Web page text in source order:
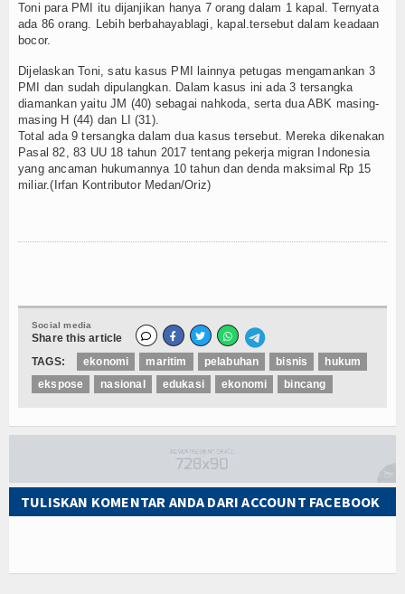
Toni para PMI itu dijanjikan hanya 7 orang dalam 1 kapal. Ternyata
ada 86 orang. Lebih berbahayablagi, kapal.tersebut dalam keadaan
bocor.
Dijelaskan Toni, satu kasus PMI lainnya petugas mengamankan 3
PMI dan sudah dipulangkan. Dalam kasus ini ada 3 tersangka
diamankan yaitu JM (40) sebagai nahkoda, serta dua ABK masing-
masing H (44) dan LI (31).
Total ada 9 tersangka dalam dua kasus tersebut. Mereka dikenakan
Pasal 82, 83 UU 18 tahun 2017 tentang pekerja migran Indonesia
yang ancaman hukumannya 10 tahun dan denda maksimal Rp 15
miliar.(Irfan Kontributor Medan/Oriz)
Social media
Share this article
TAGS:
ekonomi maritim pelabuhan bisnis
hukum
ekspose
nasional edukasi ekonomi bincang
TULISKAN KOMENTAR ANDA DARI ACCOUNT FACEBOOK